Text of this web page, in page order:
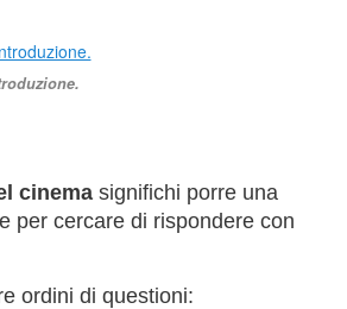
cinema significhi porre una
per cercare di rispondere con
ordini di questioni: